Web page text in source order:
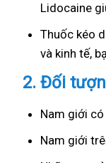
Lidocaine
Thuốc kéo
và kinh tế,
2. Đối
Nam giới
Nam giới